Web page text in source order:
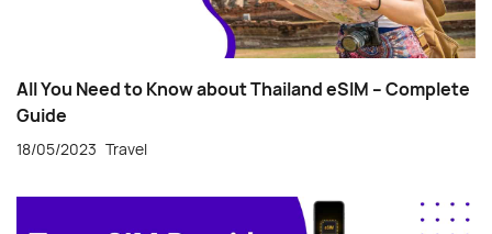
All You Need to Know about Thailand eSIM – Complete
Guide
18/05/2023 Travel